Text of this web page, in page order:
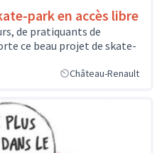
park en accès libre
de pratiquants de
ce beau projet de skate-
Château-Renault